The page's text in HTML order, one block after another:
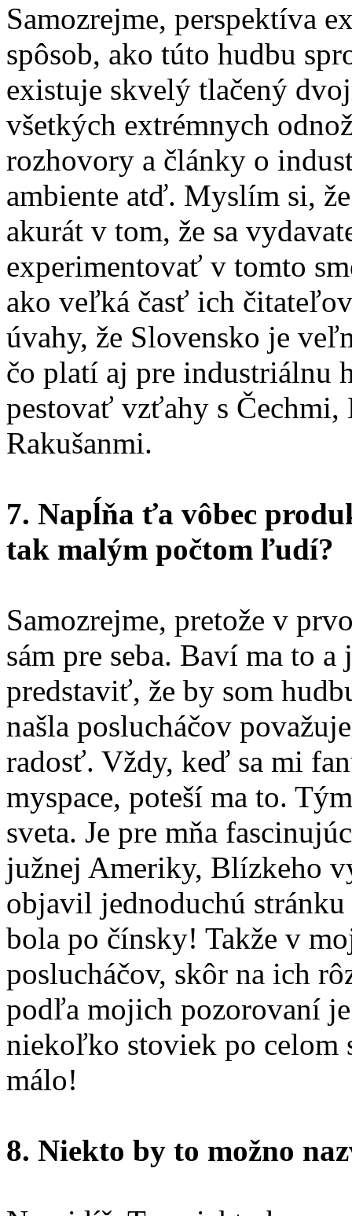
Samozrejme, perspektíva
spôsob, ako túto hudbu
existuje skvelý tlačený
všetkých extrémnych
rozhovory a články o
ambiente atď. Myslím si,
akurát v tom, že sa
experimentovať v tomto
ako veľká časť ich
úvahy, že Slovensko je
čo platí aj pre industriálnu
pestovať vzťahy s
Rakušanmi.
7. Napĺňa ťa vôbec
tak malým počtom ľudí?
Samozrejme, pretože v
sám pre seba. Baví ma to
predstaviť, že by som
našla poslucháčov
radosť. Vždy, keď sa mi
myspace, poteší ma to.
sveta. Je pre mňa
južnej Ameriky, Blízkeho
objavil jednoduchú
bola po čínsky! Takže v
poslucháčov, skôr na ich
podľa mojich pozorovaní
niekoľko stoviek po celom
málo!
8. Niekto by to možno